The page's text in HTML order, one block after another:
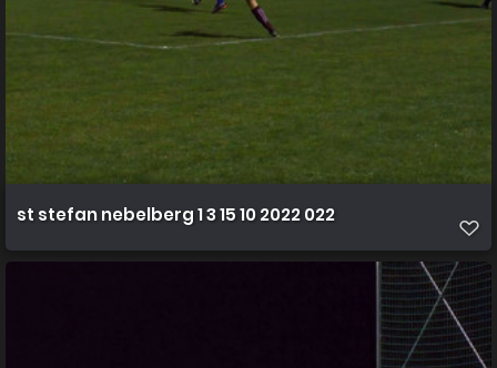
st stefan nebelberg 1 3 15 10 2022 022